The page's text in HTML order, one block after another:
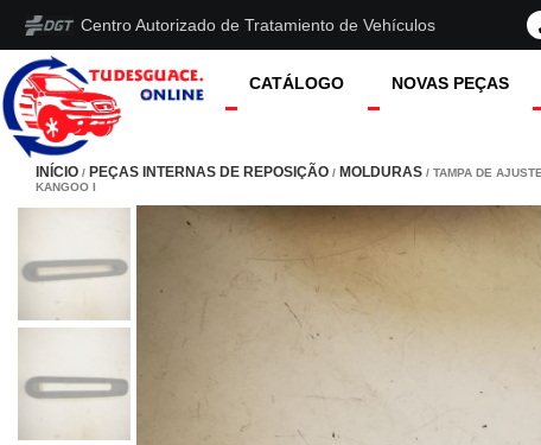
Centro Autorizado de Tratamiento de Vehículos
CATÁLOGO NOVAS PEÇAS
INÍCIO / PEÇAS INTERNAS DE REPOSIÇÃO / MOLDURAS / TAMPA DE
KANGOO I